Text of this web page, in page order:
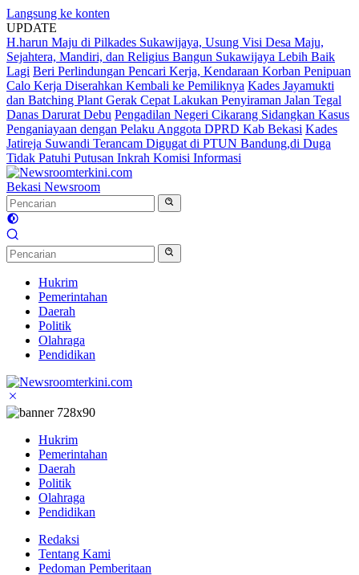
Langsung ke konten
UPDATE
H.harun Maju di Pilkades Sukawijaya, Usung Visi Desa Maju,
Sejahtera, Mandiri, dan Religius Bangun Sukawijaya Lebih Baik
Lagi Beri Perlindungan Pencari Kerja, Kendaraan Korban Penipuan
Calo Kerja Diserahkan Kembali ke Pemiliknya Kades Jayamukti
dan Batching Plant Gerak Cepat Lakukan Penyiraman Jalan Tegal
Danas Darurat Debu Pengadilan Negeri Cikarang Sidangkan Kasus
Penganiayaan dengan Pelaku Anggota DPRD Kab Bekasi Kades
Jatireja Suwandi Terancam Digugat di PTUN Bandung,di Duga
Tidak Patuhi Putusan Inkrah Komisi Informasi
Bekasi Newsroom
Hukrim
Pemerintahan
Daerah
Politik
Olahraga
Pendidikan
Hukrim
Pemerintahan
Daerah
Politik
Olahraga
Pendidikan
Redaksi
Tentang Kami
Pedoman Pemberitaan